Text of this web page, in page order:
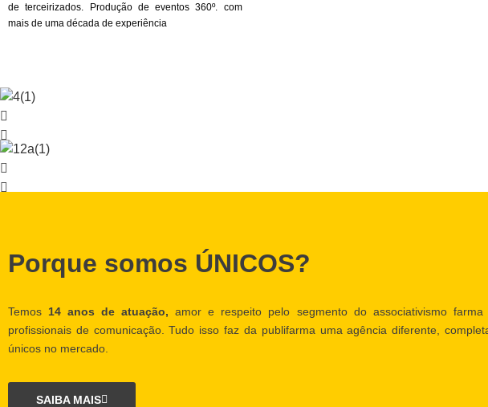
de terceirizados. Produção de eventos 360º. com
mais de uma década de experiência
Porque somos ÚNICOS?
Temos 14 anos de atuação, amor e respeito pelo segmento do associativismo
profissionais de comunicação. Tudo isso faz da publifarma uma agência diferente,
únicos no mercado.
SAIBA MAIS